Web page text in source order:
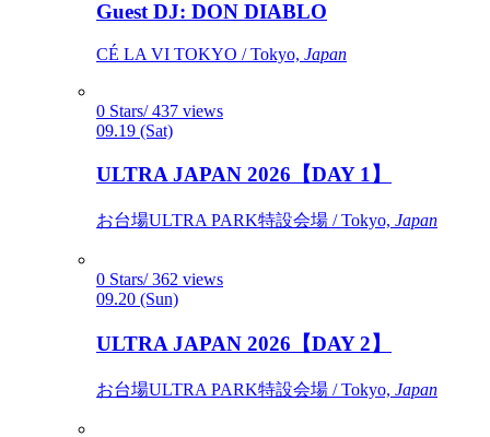
Guest DJ: DON DIABLO
CÉ LA VI TOKYO / Tokyo, Japan
0 Stars/ 437 views
09.19 (Sat)
ULTRA JAPAN 2026【DAY 1】
お台場ULTRA PARK特設会場 / Tokyo, Japan
0 Stars/ 362 views
09.20 (Sun)
ULTRA JAPAN 2026【DAY 2】
お台場ULTRA PARK特設会場 / Tokyo, Japan